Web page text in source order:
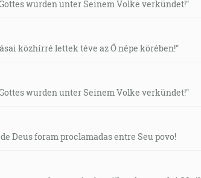
wurden unter Seinem Volke verkündet!"
közhírré lettek téve az Ő népe körében!"
wurden unter Seinem Volke verkündet!"
Deus foram proclamadas entre Seu povo!